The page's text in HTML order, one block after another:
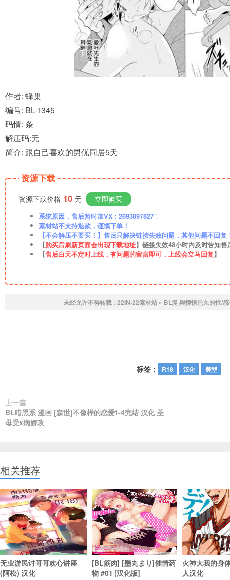
作者: 蜂巢
编号: BL-1345
码情: 条
解压码:无
简介: 跟自己喜欢的男优同居5天
资源下载
资源下载价格 10 元 立即购买
系统原因，售后暂时加VX：2693897827 ！
素材站不支持退款，谨慎下单！
【不会解压不要买！】售后只解决链接失效问题，其他问题不回复！
【购买后刷新页面会出现下载地址】链接失效48小时内及时告知
【售后白天不定时上线，有问题的留言即可，上线会立马回复】
未经允许不得转载： 22IN-22素材站» BL漫 與憧憬已久的性/
标签： R18 汉化 美型
上一篇
BL暗黑系 漫画 [森世]不像样的恋爱1-4完结 汉化 圣
母受x病娇攻
相关推荐
无业游民讨哥哥欢心讲座
(阿松) 汉化
[BL筋肉] [墨丸まり]催情药
物 #01 [汉化版]
火神大我的身
人汉化